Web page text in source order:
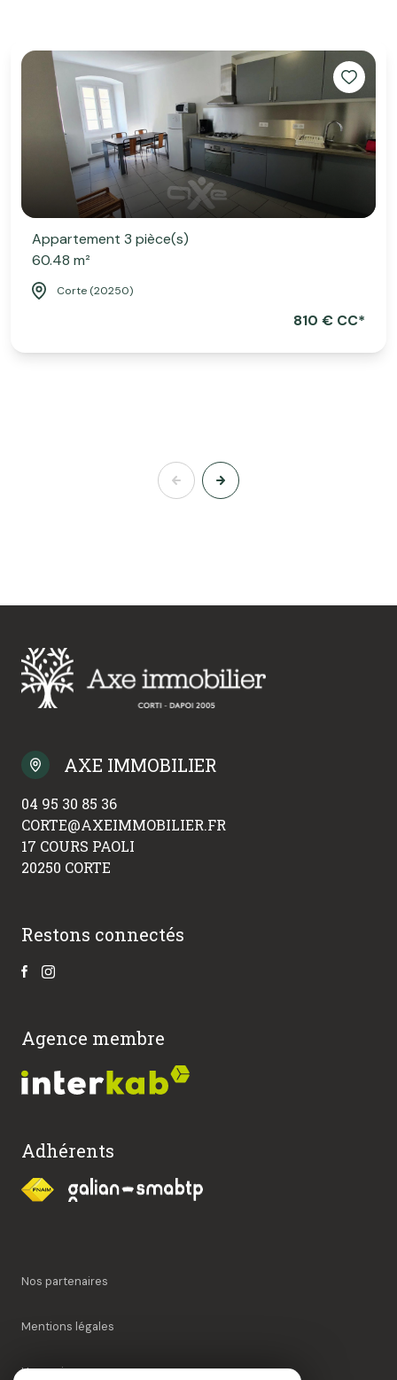
Appartement 3 pièce(s)
60.48 m²
Corte (20250)
810 € CC*
AXE IMMOBILIER
04 95 30 85 36
CORTE@AXEIMMOBILIER.FR
17 COURS PAOLI
20250 CORTE
Restons connectés
Agence membre
Adhérents
Nos partenaires
Mentions légales
Honoraires